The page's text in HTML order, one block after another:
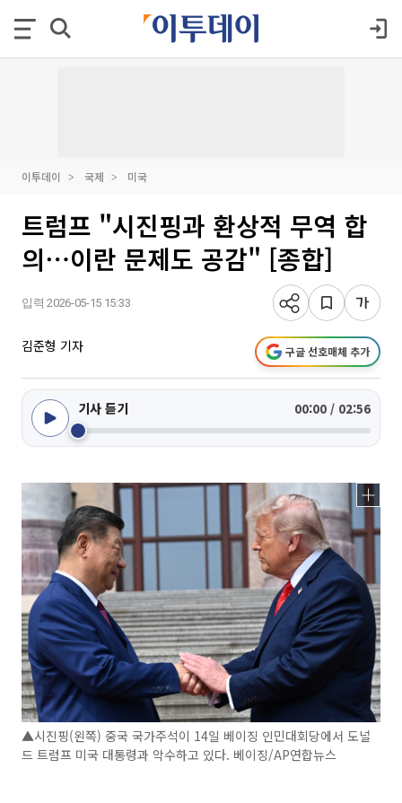
이투데이 국제 미국
트럼프 "시진핑과 환상적 무역 합
의⋯이란 문제도 공감" [종합]
입력 2026-05-15 15:33
김준형 기자 구글 선호매체 추가
기사 듣기 00:00 / 02:56
▲시진핑(왼쪽) 중국 국가주석이 14일 베이징 인민대회당에서 도널
드 트럼프 미국 대통령과 악수하고 있다. 베이징/AP연합뉴스